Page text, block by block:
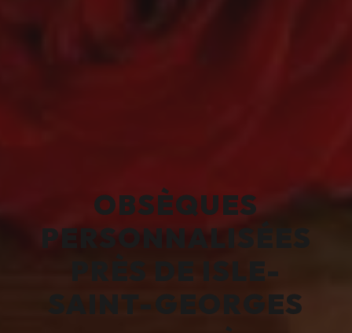
OBSÈQUES
PERSONNALISÉES
PRÈS DE ISLE-
SAINT-GEORGES